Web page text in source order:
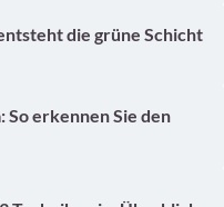
die grüne Schicht
So erkennen Sie den